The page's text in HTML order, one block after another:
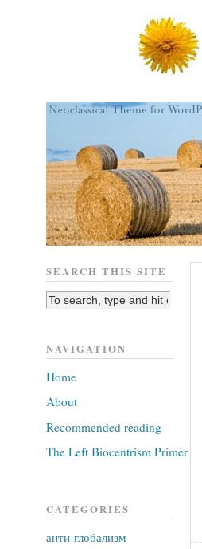
SEARCH THIS SITE
NAVIGATION
Home
About
Recommended reading
The Left Biocentrism Primer
CATEGORIES
анти-глобализм